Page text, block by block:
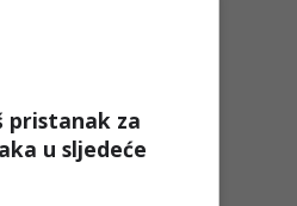
pristanak za
u sljedeće